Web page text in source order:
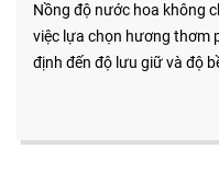
Nồng độ nước hoa không
việc lựa chọn hương thơm
định đến độ lưu giữ và độ